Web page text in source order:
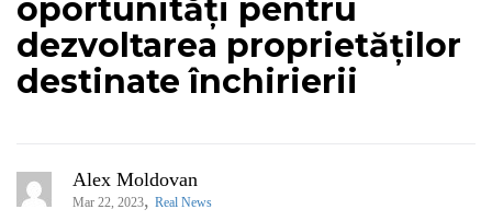
oportunități pentru
dezvoltarea proprietăților
destinate închirierii
Alex Moldovan
Mar 22, 2023, Real News